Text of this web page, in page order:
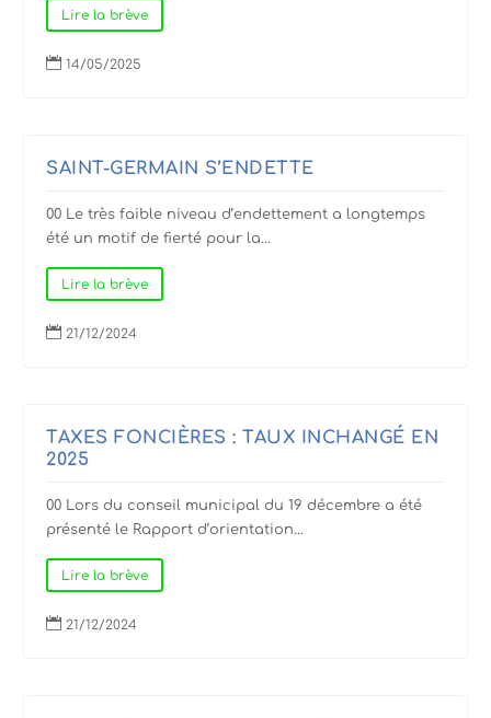
Lire la brève
 14/05/2025
SAINT-GERMAIN S’ENDETTE
00 Le très faible niveau d’endettement a longtemps
été un motif de fierté pour la...
Lire la brève
 21/12/2024
TAXES FONCIÈRES : TAUX INCHANGÉ EN
2025
00 Lors du conseil municipal du 19 décembre a été
présenté le Rapport d’orientation...
Lire la brève
 21/12/2024